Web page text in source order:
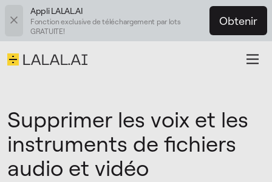
Appli LALAL.AI
Fonction exclusive de téléchargement par lots
GRATUITE!
Obtenir
Supprimer les voix et les
instruments de fichiers
audio et vidéo